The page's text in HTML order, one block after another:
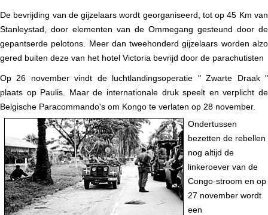
De bevrijding van de gijzelaars wordt georganiseerd, tot op 45 Km van
Stanleystad, door elementen van de Ommegang gesteund door de
gepantserde pelotons. Meer dan tweehonderd gijzelaars worden alzo
gered buiten deze van het hotel Victoria bevrijd door de parachutisten
Op 26 november vindt de luchtlandingsoperatie " Zwarte Draak "
plaats op Paulis. Maar de internationale druk speelt en verplicht de
Belgische Paracommando's om Kongo te verlaten op 28 november.
Ondertussen
bezetten de rebellen
nog altijd de
linkeroever van de
Congo-stroom en op
27 november wordt
een